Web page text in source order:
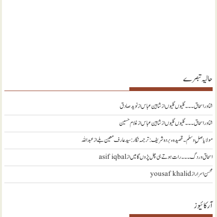
حالیہ تبصرے
شناور اسحاق ۔۔۔ گلیوں گلیوں از شاہین عباسازنويد صادق
شناور اسحاق ۔۔۔ گلیوں گلیوں از شاہین عباسازغلام حسین
مولا یا صلِ وسلم ۔قصیدہ ء بردہ شریف: ترجمہ نگار : سید عارف معین بلےازعبداللہ
اسحاق وردگ ۔۔۔ رات ہوتے ہی چل پڑوں گا میںازasif iqbal
محسن اسرارازyousaf khalid
آرکائیوز